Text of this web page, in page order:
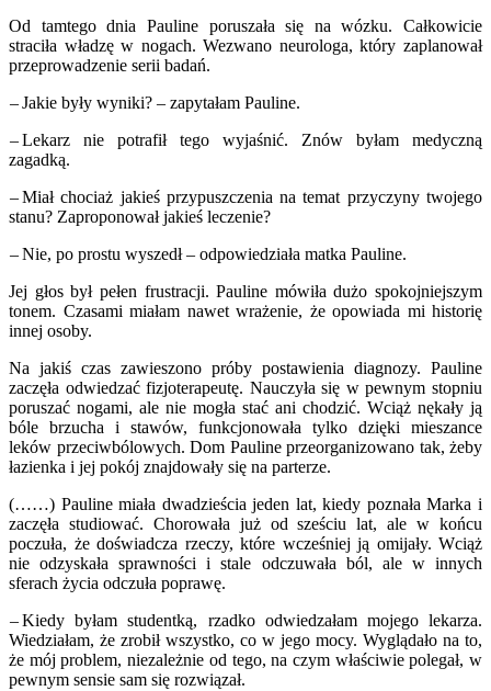
Od tamtego dnia Pauline poruszała się na wózku. Całkowicie
straciła władzę w nogach. Wezwano neurologa, który zaplanował
przeprowadzenie serii badań.
– Jakie były wyniki? – zapytałam Pauline.
– Lekarz nie potrafił tego wyjaśnić. Znów byłam medyczną
zagadką.
– Miał chociaż jakieś przypuszczenia na temat przyczyny twojego
stanu? Zaproponował jakieś leczenie?
– Nie, po prostu wyszedł – odpowiedziała matka Pauline.
Jej głos był pełen frustracji. Pauline mówiła dużo spokojniejszym
tonem. Czasami miałam nawet wrażenie, że opowiada mi historię
innej osoby.
Na jakiś czas zawieszono próby postawienia diagnozy. Pauline
zaczęła odwiedzać fizjoterapeutę. Nauczyła się w pewnym stopniu
poruszać nogami, ale nie mogła stać ani chodzić. Wciąż nękały ją
bóle brzucha i stawów, funkcjonowała tylko dzięki mieszance
leków przeciwbólowych. Dom Pauline przeorganizowano tak, żeby
łazienka i jej pokój znajdowały się na parterze.
(……) Pauline miała dwadzieścia jeden lat, kiedy poznała Marka i
zaczęła studiować. Chorowała już od sześciu lat, ale w końcu
poczuła, że doświadcza rzeczy, które wcześniej ją omijały. Wciąż
nie odzyskała sprawności i stale odczuwała ból, ale w innych
sferach życia odczuła poprawę.
– Kiedy byłam studentką, rzadko odwiedzałam mojego lekarza.
Wiedziałam, że zrobił wszystko, co w jego mocy. Wyglądało na to,
że mój problem, niezależnie od tego, na czym właściwie polegał, w
pewnym sensie sam się rozwiązał.